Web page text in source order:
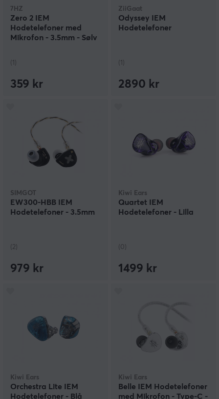
7HZ
Zero 2 IEM
Hodetelefoner med
Mikrofon - 3.5mm - Sølv
(1)
359 kr
ZiiGaat
Odyssey IEM
Hodetelefoner
(1)
2890 kr
SIMGOT
EW300-HBB IEM
Hodetelefoner - 3.5mm
(2)
979 kr
Kiwi Ears
Quartet IEM
Hodetelefoner - Lilla
(0)
1499 kr
Kiwi Ears
Orchestra Lite IEM
Hodetelefoner - Blå
Kiwi Ears
Belle IEM Hodetelefoner
med Mikrofon - Type-C -